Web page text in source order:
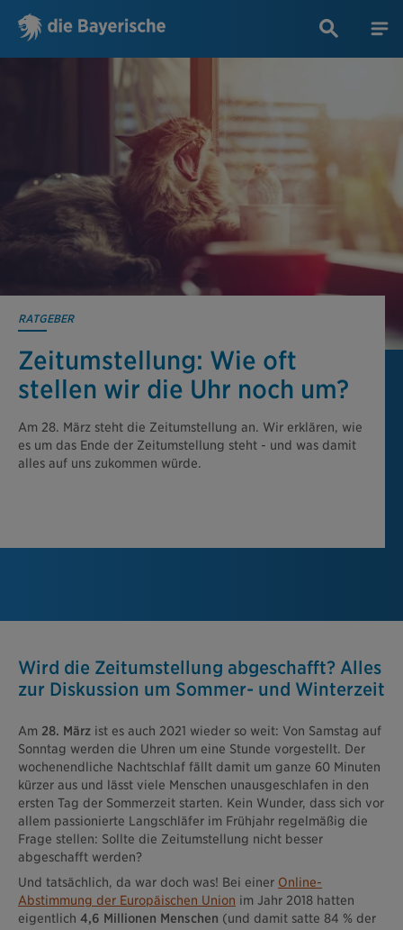
RATGEBER
Zeitumstellung: Wie oft
stellen wir die Uhr noch um?
Am 28. März steht die Zeitumstellung an. Wir erklären, wie
es um das Ende der Zeitumstellung steht - und was damit
alles auf uns zukommen würde.
Wird die Zeitumstellung abgeschafft? Alles
zur Diskussion um Sommer- und Winterzeit
Am 28. März ist es auch 2021 wieder so weit: Von Samstag auf
Sonntag werden die Uhren um eine Stunde vorgestellt. Der
wochenendliche Nachtschlaf fällt damit um ganze 60 Minuten
kürzer aus und lässt viele Menschen unausgeschlafen in den
ersten Tag der Sommerzeit starten. Kein Wunder, dass sich vor
allem passionierte Langschläfer im Frühjahr regelmäßig die
Frage stellen: Sollte die Zeitumstellung nicht besser
abgeschafft werden?
Und tatsächlich, da war doch was! Bei einer Online-
Abstimmung der Europäischen Union im Jahr 2018 hatten
eigentlich 4,6 Millionen Menschen (und damit satte 84 % der